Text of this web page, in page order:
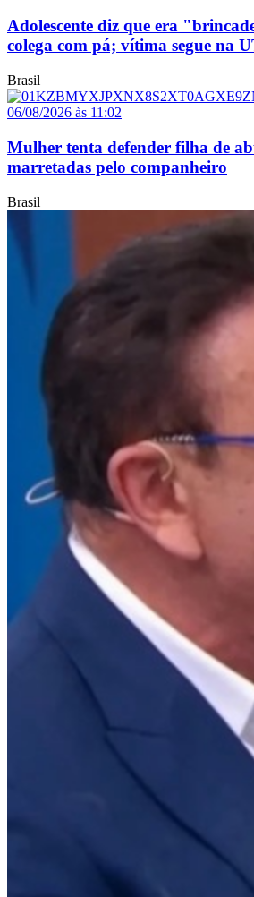
Adolescente diz que era
colega com pá; vítima segue na
Brasil
06/08/2026 às 11:02
Mulher tenta defender filha de
marretadas pelo companheiro
Brasil